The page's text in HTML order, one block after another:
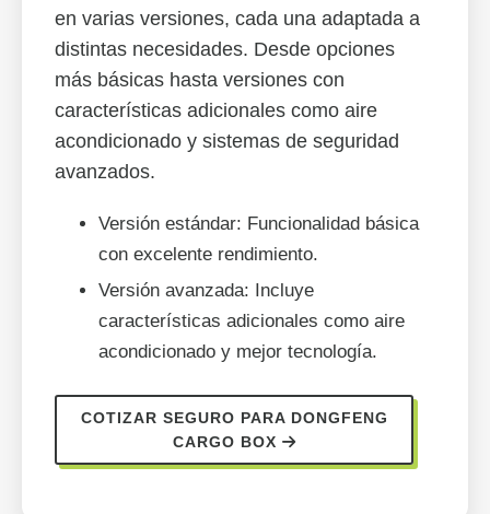
en varias versiones, cada una adaptada a
distintas necesidades. Desde opciones
más básicas hasta versiones con
características adicionales como aire
acondicionado y sistemas de seguridad
avanzados.
Versión estándar: Funcionalidad básica
con excelente rendimiento.
Versión avanzada: Incluye
características adicionales como aire
acondicionado y mejor tecnología.
COTIZAR SEGURO PARA DONGFENG
CARGO BOX